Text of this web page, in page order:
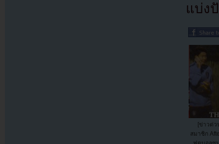
แบ่ง
[ข่าวด่ว
สมาชิก